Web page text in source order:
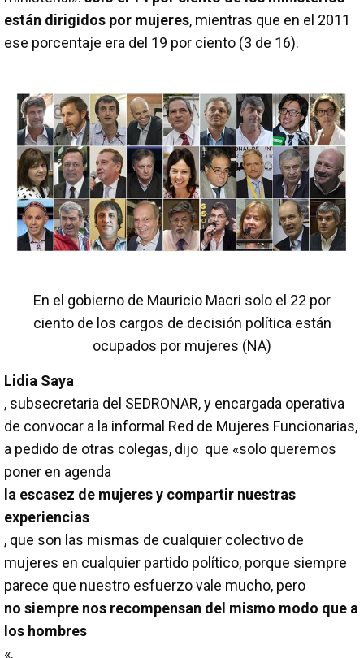
están dirigidos por mujeres, mientras que en el 2011
ese porcentaje era del 19 por ciento (3 de 16).
En el gobierno de Mauricio Macri solo el 22 por
ciento de los cargos de decisión política están
ocupados por mujeres (NA)
Lidia Saya
, subsecretaria del SEDRONAR, y encargada operativa
de convocar a la informal Red de Mujeres Funcionarias,
a pedido de otras colegas, dijo que «solo queremos
poner en agenda
la escasez de mujeres y compartir nuestras
experiencias
, que son las mismas de cualquier colectivo de
mujeres en cualquier partido político, porque siempre
parece que nuestro esfuerzo vale mucho, pero
no siempre nos recompensan del mismo modo que a
los hombres
«.